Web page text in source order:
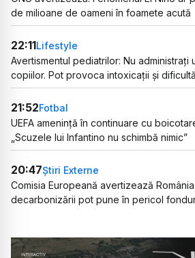
de milioane de oameni în foamete acută
22:11Lifestyle
Avertismentul pediatrilor: Nu administrați
copiilor. Pot provoca intoxicații și
21:52Fotbal
UEFA amenință în continuare cu
„Scuzele lui Infantino nu schimbă nimic”
20:47Știri Externe
Comisia Europeană avertizează
decarbonizării pot pune în pericol